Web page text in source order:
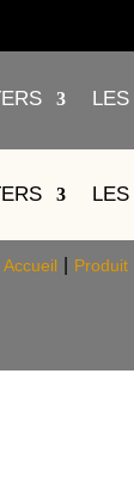
Accueil Produit